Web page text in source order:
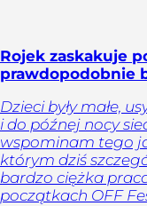
Rojek zaskakuje
prawdopodobnie
Dzieci były małe,
i do późnej nocy
wspominam tego
którym dziś
bardzo ciężka
początkach OFF